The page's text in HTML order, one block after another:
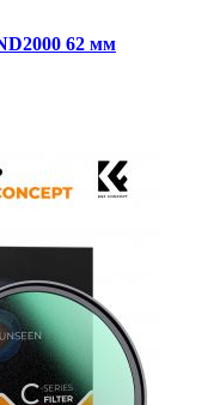
62 мм